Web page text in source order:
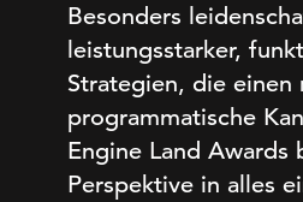
Besonders
leistungsstarker,
Strategien, die einen
programmatische
Engine Land
Perspektive in alles